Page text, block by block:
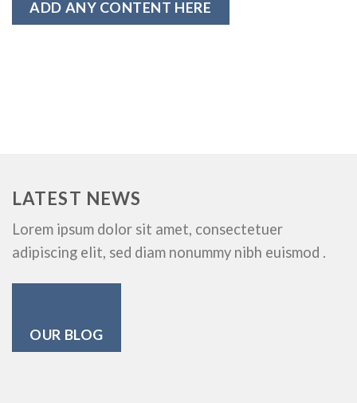
ADD ANY CONTENT HERE
LATEST NEWS
Lorem ipsum dolor sit amet, consectetuer
adipiscing elit, sed diam nonummy nibh euismod .
OUR BLOG